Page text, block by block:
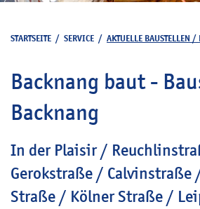
STARTSEITE / SERVICE / AKTUELLE BAUSTELLEN /
Backnang baut -
Backnang
In der Plaisir /
Gerokstraße / Calvinstraße
Straße / Kölner Straße /